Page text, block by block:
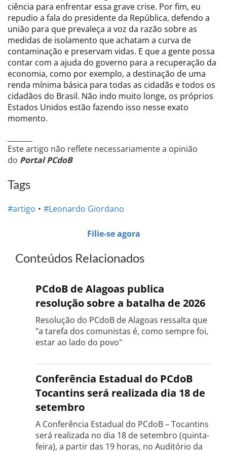
ciência para enfrentar essa grave crise. Por fim, eu
repudio a fala do presidente da República, defendo a
união para que prevaleça a voz da razão sobre as
medidas de isolamento que achatam a curva de
contaminação e preservam vidas. E que a gente possa
contar com a ajuda do governo para a recuperação da
economia, como por exemplo, a destinação de uma
renda mínima básica para todas as cidadãs e todos os
cidadãos do Brasil. Não indo muito longe, os próprios
Estados Unidos estão fazendo isso nesse exato
momento.
Este artigo não reflete necessariamente a opinião
do Portal PCdoB
Tags
#artigo #Leonardo Giordano
Filie-se agora
Conteúdos Relacionados
PCdoB de Alagoas publica
resolução sobre a batalha de 2026
Resolução do PCdoB de Alagoas ressalta que
"a tarefa dos comunistas é, como sempre foi,
estar ao lado do povo"
Conferência Estadual do PCdoB
Tocantins será realizada dia 18 de
setembro
A Conferência Estadual do PCdoB – Tocantins
será realizada no dia 18 de setembro (quinta-
feira), a partir das 19 horas, no Auditório da